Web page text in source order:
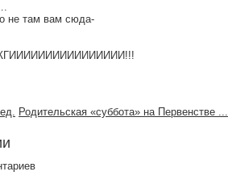
не там вам сюда-
Родительская «суббота» на Первенстве ...